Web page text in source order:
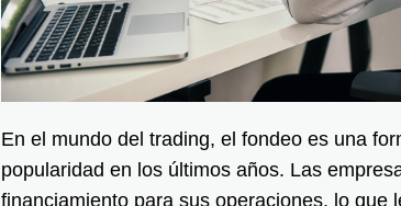
En el mundo del trading, el fondeo es una
popularidad en los últimos años. Las
financiamiento para sus operaciones, lo que